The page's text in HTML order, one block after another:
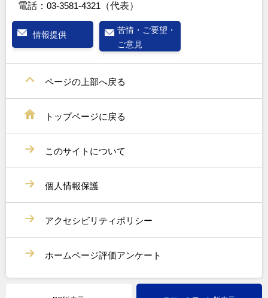
電話： 03-3581-4321 （代表）
情報提供
苦情・ご要望・
ご意見
ページの上部へ戻る
トップページに戻る
このサイトについて
個人情報保護
アクセシビリティポリシー
ホームページ評価アンケート